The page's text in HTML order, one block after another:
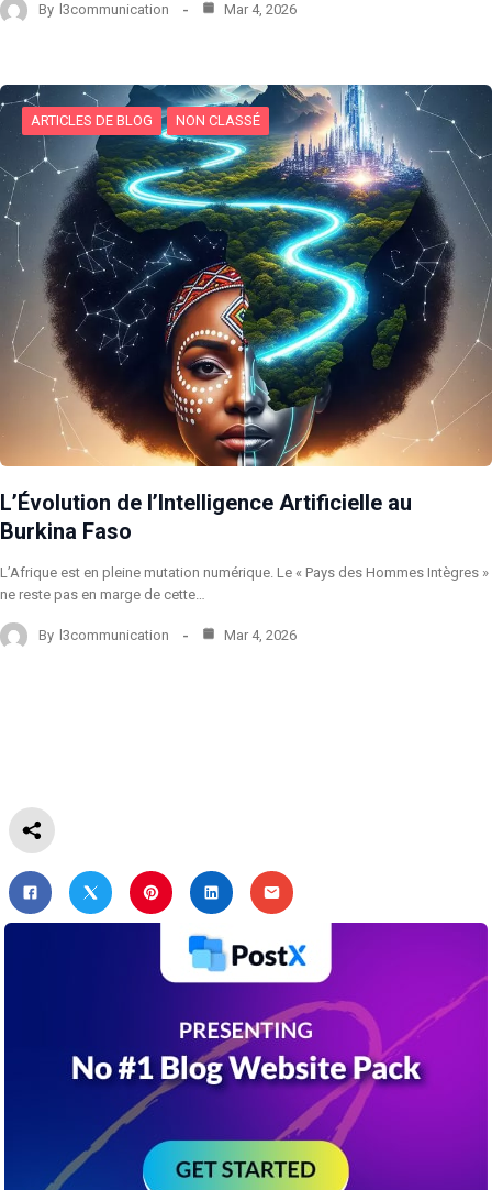
By l3communication Mar 4, 2026
ARTICLES DE BLOG NON CLASSÉ
L’Évolution de l’Intelligence Artificielle au
Burkina Faso
L’Afrique est en pleine mutation numérique. Le « Pays des Hommes Intègres »
ne reste pas en marge de cette…
By l3communication Mar 4, 2026